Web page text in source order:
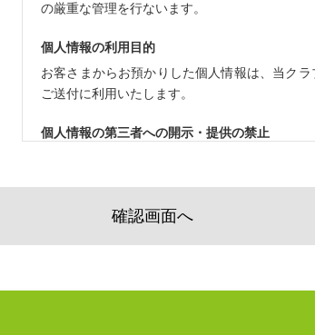
の厳重な管理を行ないます。
個人情報の利用目的
お客さまからお預かりした個人情報は、当ク
ご送付に利用いたします。
個人情報の第三者への開示・提供の禁止
お客さまの同意がある場合
お客さまが希望されるサービスを行なうため
確認画面へ